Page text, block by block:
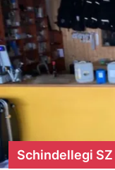
Schindellegi SZ